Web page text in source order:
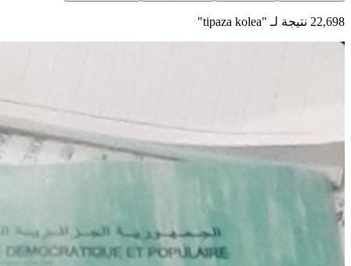
22,698 نتيجة لـ "tipaza kolea"